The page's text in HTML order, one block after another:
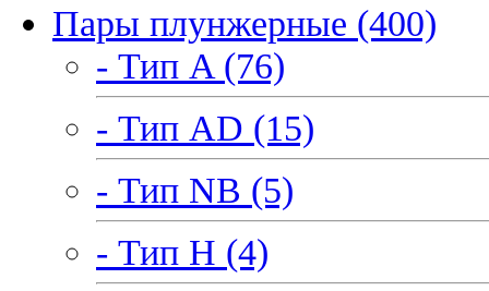
Пары плунжерные (400)
- Тип A (76)
- Тип AD (15)
- Тип NB (5)
- Тип H (4)